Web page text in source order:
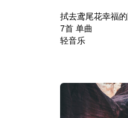
拭去鸢尾花幸福
7首 单曲
轻音乐